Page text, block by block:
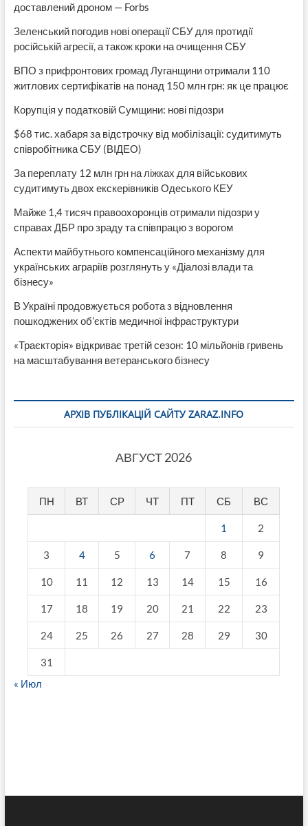
доставлений дроном — Forbs
Зеленський погодив нові операції СБУ для протидії
російській агресії, а також кроки на очищення СБУ
ВПО з прифронтових громад Луганщини отримали 110
житлових сертифікатів на понад 150 млн грн: як це працює
Корупція у податковій Сумщини: нові підозри
$68 тис. хабаря за відстрочку від мобілізації: судитимуть
співробітника СБУ (ВІДЕО)
За переплату 12 млн грн на ліжках для військових
судитимуть двох екскерівників Одеського КЕУ
Майже 1,4 тисяч правоохоронців отримали підозри у
справах ДБР про зраду та співпрацю з ворогом
Аспекти майбутнього компенсаційного механізму для
українських аграріїв розглянуть у «Діалозі влади та
бізнесу»
В Україні продовжується робота з відновлення
пошкоджених об’єктів медичної інфраструктури
«Траєкторія» відкриває третій сезон: 10 мільйонів гривень
на масштабування ветеранського бізнесу
АРХІВ ПУБЛІКАЦІЙ САЙТУ ZARAZ.INFO
АВГУСТ 2026
ПН ВТ СР ЧТ ПТ СБ ВС
1 2
3 4 5 6 7 8 9
10 11 12 13 14 15 16
17 18 19 20 21 22 23
24 25 26 27 28 29 30
31
« Июл